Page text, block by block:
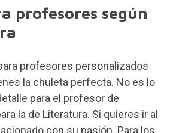
profesores según
profesores personalizados
la chuleta perfecta. No es lo
para el profesor de
la de Literatura. Si quieres ir al
con su pasión. Para los